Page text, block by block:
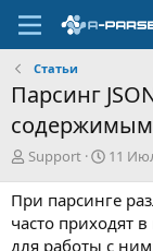
Статьи
Парсинг
содержимым
А
т
р
Support
Д
т
с
11
При парсинге
часто приходят
для работы с